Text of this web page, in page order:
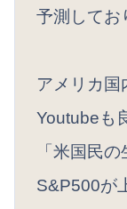
予測してお
アメリカ国
Youtubeも
「米国民
S&P500が